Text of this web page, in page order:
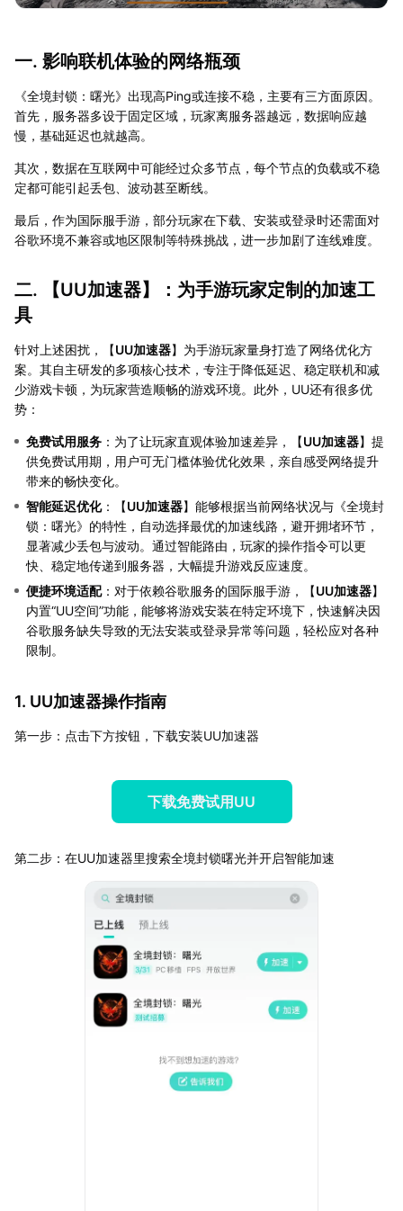
一. 影响联机体验的网络瓶颈
《全境封锁：曙光》出现高Ping或连接不稳，主要有三方面原因。
首先，服务器多设于固定区域，玩家离服务器越远，数据响应越
慢，基础延迟也就越高。
其次，数据在互联网中可能经过众多节点，每个节点的负载或不稳
定都可能引起丢包、波动甚至断线。
最后，作为国际服手游，部分玩家在下载、安装或登录时还需面对
谷歌环境不兼容或地区限制等特殊挑战，进一步加剧了连线难度。
二. 【UU加速器】：为手游玩家定制的加速工
具
针对上述困扰，【UU加速器】为手游玩家量身打造了网络优化方
案。其自主研发的多项核心技术，专注于降低延迟、稳定联机和减
少游戏卡顿，为玩家营造顺畅的游戏环境。此外，UU还有很多优
势：
免费试用服务 ：为了让玩家直观体验加速差异，【UU加速器】提
供免费试用期，用户可无门槛体验优化效果，亲自感受网络提升
带来的畅快变化。
智能延迟优化：【UU加速器】能够根据当前网络状况与《全境封
锁：曙光》的特性，自动选择最优的加速线路，避开拥堵环节，
显著减少丢包与波动。通过智能路由，玩家的操作指令可以更
快、稳定地传递到服务器，大幅提升游戏反应速度。
便捷环境适配：对于依赖谷歌服务的国际服手游，【UU加速器】
内置“UU空间”功能，能够将游戏安装在特定环境下，快速解决因
谷歌服务缺失导致的无法安装或登录异常等问题，轻松应对各种
限制。
1. UU加速器操作指南
第一步：点击下方按钮，下载安装UU加速器
下载免费试用UU
第二步：在UU加速器里搜索全境封锁曙光并开启智能加速